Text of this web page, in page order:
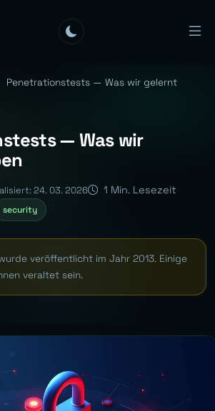
Penetrationstests — Was wir gelernt
— Was wir
24. 03. 2026
1 Min. Lesezeit
security
veröffentlicht im Jahr 2013. Einige
veraltet sein.